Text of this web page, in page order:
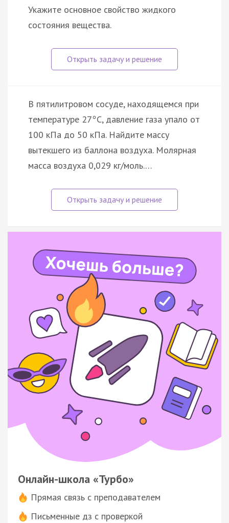
Укажите основное свойство жидкого
состояния вещества.
В пятилитровом сосуде, находящемся при
температуре 27°С, давление газа упало от
100 кПа до 50 кПа. Найдите массу
вытекшего из баллона воздуха. Молярная
масса воздуха 0,029 кг/моль.…
Онлайн-школа «Турбо»
Прямая связь с преподавателем
Письменные дз с проверкой